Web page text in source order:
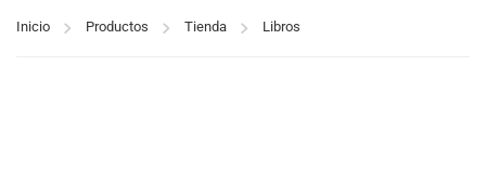
Inicio Productos Tienda Libros